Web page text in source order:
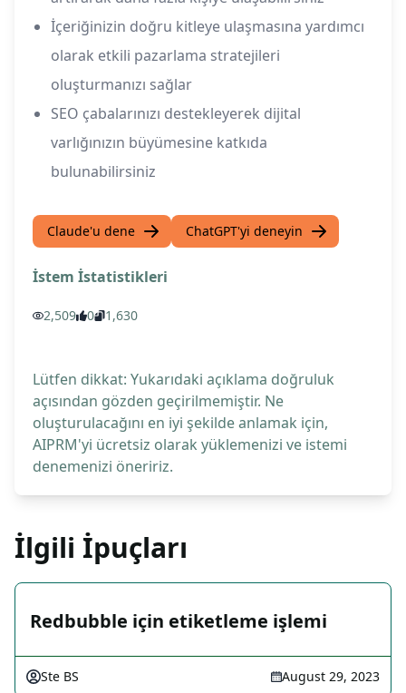
İçeriğinizin doğru kitleye ulaşmasına yardımcı
olarak etkili pazarlama stratejileri
oluşturmanızı sağlar
SEO çabalarınızı destekleyerek dijital
varlığınızın büyümesine katkıda
bulunabilirsiniz
Claude'u dene ChatGPT'yi deneyin
İstem İstatistikleri
2,509 0 1,630
Lütfen dikkat: Yukarıdaki açıklama doğruluk
açısından gözden geçirilmemiştir. Ne
oluşturulacağını en iyi şekilde anlamak için,
AIPRM'yi ücretsiz olarak yüklemenizi ve istemi
denemenizi öneririz.
İlgili İpuçları
Redbubble için etiketleme işlemi
Ste BS August 29, 2023